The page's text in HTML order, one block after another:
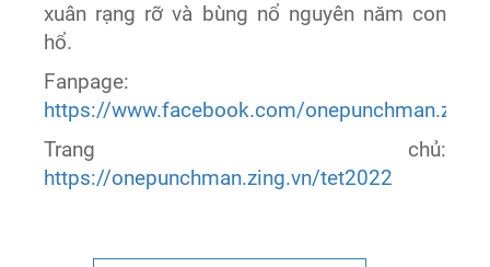
xuân rạng rỡ và bùng nổ nguyên năm con
hổ.
Fanpage:
https://www.facebook.com/
Trang chủ:
https://onepunchman.zing.vn/tet2022